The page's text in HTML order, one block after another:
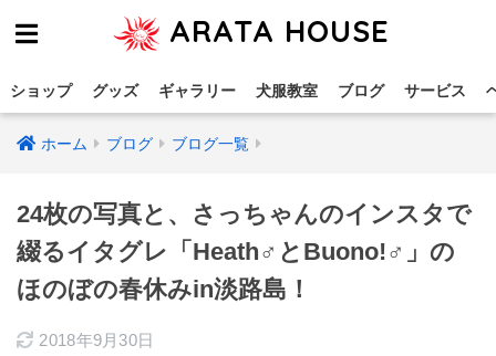
ARATA HOUSE
ショップ グッズ ギャラリー 犬服教室 ブログ サービス
ホーム ブログ ブログ一覧
24枚の写真と、さっちゃんのインスタで
綴るイタグレ「Heath♂とBuono!♂」の
ほのぼの春休みin淡路島！
2018年9月30日